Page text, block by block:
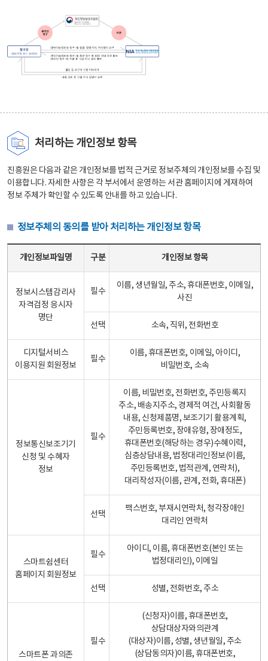
처리하는 개인정보 항목
진흥원은 다음과 같은 개인정보를 법적 근거로 정보주체의 개인정보를 수집 및
이용합니다. 자세한 사항은 각 부서에서 운영하는 서관 홈페이지에 게재하여
정보 주체가 확인할 수 있도록 안내를 하고 있습니다.
정보주체의 동의를 받아 처리하는 개인정보 항목
개인정보파일명 구분 개인정보 항목
정보시스템감리사
자격검정 응시자
명단
필수
이름, 생년월일, 주소, 휴대폰번호, 이메일,
사진
선택 소속, 직위, 전화번호
디지털서비스
이용지원 회원정보
필수
이름, 휴대폰번호, 이메일, 아이디,
비밀번호, 소속
정보통신보조기기
신청 및 수혜자
정보
필수
이름, 비밀번호, 전화번호, 주민등록지
주소, 배송지주소, 경제적 여건, 사회활동
내용, 신청제품명, 보조기기 활용계획,
주민등록번호, 장애유형, 장애정도,
휴대폰번호(해당하는 경우)수혜이력,
심층상담내용, 법정대리인정보(이름,
주민등록번호, 법적관계, 연락처),
대리작성자(이름, 관계, 전화, 휴대폰)
선택
팩스번호, 부재시연락처, 청각장애인
대리인 연락처
스마트쉼센터
홈페이지 회원정보
필수
아이디, 이름, 휴대폰번호(본인 또는
법정대리인), 이메일
선택 성별, 전화번호, 주소
스마트폰 과의존
필수
(신청자)이름, 휴대폰번호,
상담대상자와의관계
(대상자)이름, 성별, 생년월일, 주소
(상담동의자)이름, 휴대폰번호,